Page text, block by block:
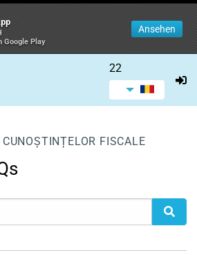
Google Play
Ansehen
22
FISCALE